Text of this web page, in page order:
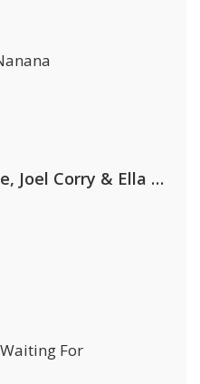
Nathan Dawe, Joel Corry & Ella Henderson
For